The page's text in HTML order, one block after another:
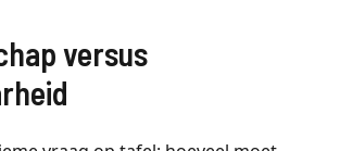
versus